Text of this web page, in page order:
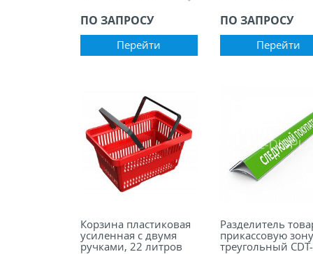
ПО ЗАПРОСУ
Перейти
ПО ЗАПРОСУ
Перейти
Корзина пластиковая
усиленная c двумя
ручками, 22 литров
Разделитель
прикассовую зону
треугольный